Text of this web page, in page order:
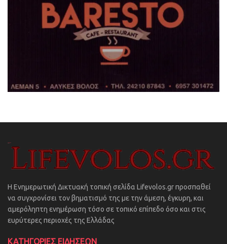
Η Ενημερωτική Δικτυακή τοπική σελίδα Lifevolos.gr προσπαθεί
να συγχρονίσει τον βηματισμό της με την άμεση, έγκυρη, και
αμερόληπτη ενημέρωση τόσο σε τοπικό επίπεδο όσο και στις
ευρύτερες περιοχές της Ελλάδας
ΚΑΤΗΓΟΡΙΕΣ ΕΙΔΗΣΕΩΝ